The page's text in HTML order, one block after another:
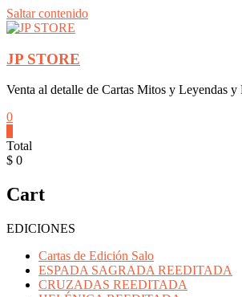
Saltar contenido
JP STORE
Venta al detalle de Cartas Mitos y Leyendas y
0
Total
$ 0
Cart
EDICIONES
Cartas de Edición Salo
ESPADA SAGRADA REEDITADA
CRUZADAS REEDITADA